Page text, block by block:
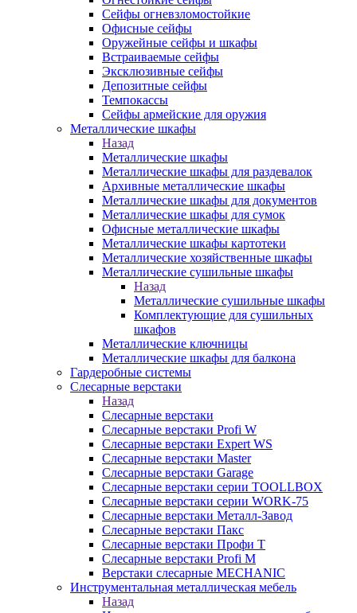
Сейфы огневзломостойкие
Офисные сейфы
Оружейные сейфы и шкафы
Встраиваемые сейфы
Эксклюзивные сейфы
Депозитные сейфы
Темпокассы
Сейфы армейские для оружия
Металлические шкафы
Назад
Металлические шкафы
Металлические шкафы для раздевалок
Архивные металлические шкафы
Металлические шкафы для документов
Металлические шкафы для сумок
Офисные металлические шкафы
Металлические шкафы картотеки
Металлические хозяйственные шкафы
Металлические сушильные шкафы
Назад
Металлические сушильные шкафы
Комплектующие для сушильных
шкафов
Металлические ключницы
Металлические шкафы для балкона
Гардеробные системы
Слесарные верстаки
Назад
Слесарные верстаки
Слесарные верстаки Profi W
Слесарные верстаки Expert WS
Слесарные верстаки Master
Слесарные верстаки Garage
Слесарные верстаки серии TOOLLBOX
Слесарные верстаки серии WORK-75
Слесарные верстаки Металл-Завод
Слесарные верстаки Пакс
Слесарные верстаки Профи Т
Слесарные верстаки Profi M
Верстаки слесарные MECHANIC
Инструментальная металлическая мебель
Назад